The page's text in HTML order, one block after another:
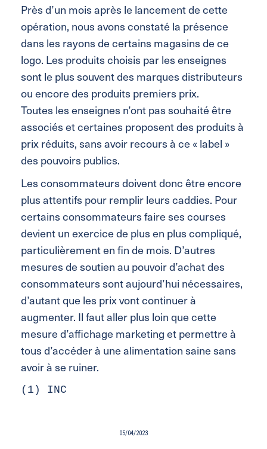
Près d’un mois après le lancement de cette
opération, nous avons constaté la présence
dans les rayons de certains magasins de ce
logo. Les produits choisis par les enseignes
sont le plus souvent des marques distributeurs
ou encore des produits premiers prix.
Toutes les enseignes n’ont pas souhaité être
associés et certaines proposent des produits à
prix réduits, sans avoir recours à ce « label »
des pouvoirs publics.
Les consommateurs doivent donc être encore
plus attentifs pour remplir leurs caddies. Pour
certains consommateurs faire ses courses
devient un exercice de plus en plus compliqué,
particulièrement en fin de mois. D’autres
mesures de soutien au pouvoir d’achat des
consommateurs sont aujourd’hui nécessaires,
d’autant que les prix vont continuer à
augmenter. Il faut aller plus loin que cette
mesure d’affichage marketing et permettre à
tous d’accéder à une alimentation saine sans
avoir à se ruiner.
(1) INC
05/04/2023